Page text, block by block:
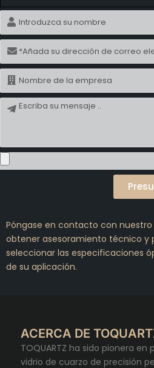
Nombre
Correo
electrónico
Nombre
Mensaje
Póngase en contacto con
obtener asesoramiento técnico y
seleccionar las especificaciones
de su aplicación.
ACERCA DE
TOQUARTZ ha sido pionera en
vidrio de cuarzo de precisión